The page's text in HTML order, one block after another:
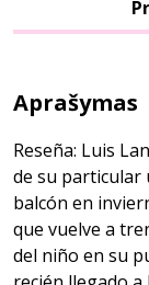
Aprašymas
Reseña: Luis
de su particular
balcón en
que vuelve a
del niño en su